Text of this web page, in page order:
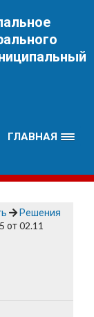
ГЛАВНАЯ
Решения
от 02.11